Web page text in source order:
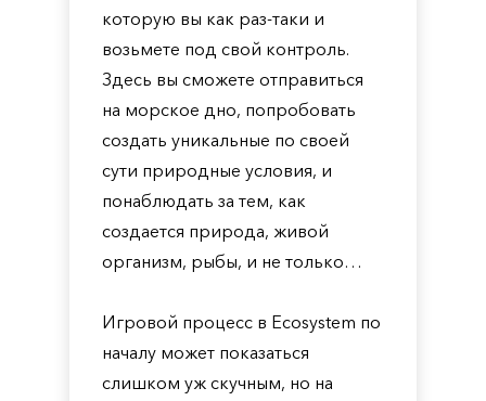
которую вы как раз-таки и
возьмете под свой контроль.
Здесь вы сможете отправиться
на морское дно, попробовать
создать уникальные по своей
сути природные условия, и
понаблюдать за тем, как
создается природа, живой
организм, рыбы, и не только…
Игровой процесс в Ecosystem по
началу может показаться
слишком уж скучным, но на